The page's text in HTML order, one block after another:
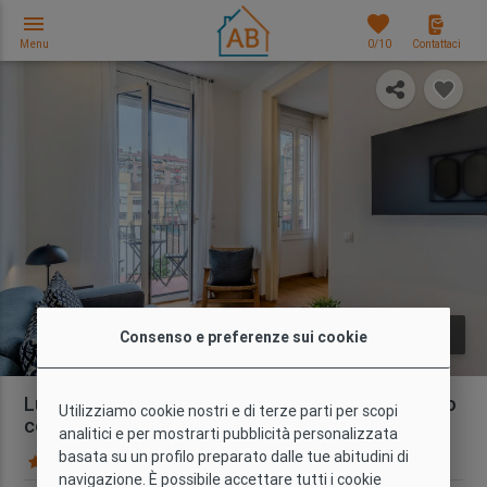
Contattaci
favorites
0/10
menu
Menu
Luminoso Appartamento con 2 Camere da letto
con Balcone nel Centro della Città
100 Recensioni Mappa
Consenso e preferenze sui cookie
Utilizziamo cookie nostri e di terze parti per scopi
analitici e per mostrarti pubblicità personalizzata
basata su un profilo preparato dalle tue abitudini di
navigazione. È possibile accettare tutti i cookie